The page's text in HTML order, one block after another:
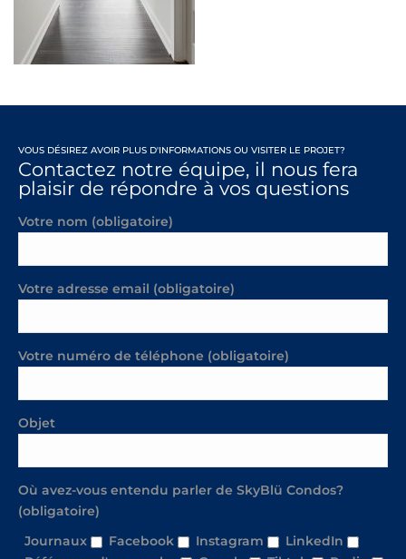
VOUS DÉSIREZ AVOIR PLUS D'INFORMATIONS OU VISITER LE PROJET?
Contactez notre équipe, il nous fera
plaisir de répondre à vos questions
Votre nom (obligatoire)
Votre adresse email (obligatoire)
Votre numéro de téléphone (obligatoire)
Objet
Où avez-vous entendu parler de SkyBlü Condos?
(obligatoire)
Journaux
Facebook Instagram
LinkedIn